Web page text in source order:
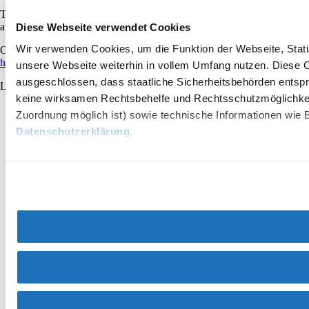
Diese Webseite verwendet Cookies
Wir verwenden Cookies, um die Funktion der Webseite,
unsere Webseite weiterhin in vollem Umfang nutzen.
ausgeschlossen, dass staatliche Sicherheitsbehörden
keine wirksamen Rechtsbehelfe und
Zuordnung möglich ist) sowie technische Informationen
Datenschutzerklärung.
Trail tickets available
at:
https://www.wexltrails.at/preise/
Opening hours at:
https://www.wexltrails.at/oeffnungszeiten/
Letzte Änderung: 3 Aug 2026
Gruppenreisen